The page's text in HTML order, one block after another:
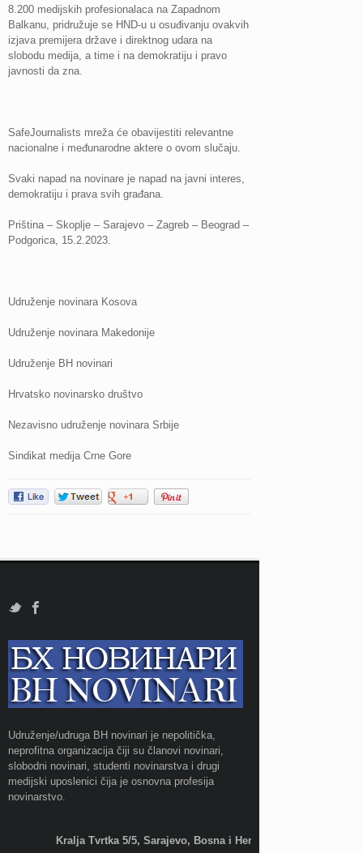
8.200 medijskih profesionalaca na Zapadnom
Balkanu, pridružuje se HND-u u osuđivanju ovakvih
izjava premijera države i direktnog udara na
slobodu medija, a time i na demokratiju i pravo
javnosti da zna.
SafeJournalists mreža će obavijestiti relevantne
nacionalne i međunarodne aktere o ovom slučaju.
Svaki napad na novinare je napad na javni interes,
demokratiju i prava svih građana.
Priština – Skoplje – Sarajevo – Zagreb – Beograd –
Podgorica, 15.2.2023.
Udruženje novinara Kosova
Udruženje novinara Makedonije
Udruženje BH novinari
Hrvatsko novinarsko društvo
Nezavisno udruženje novinara Srbije
Sindikat medija Crne Gore
Udruženje/udruga BH novinari je nepolitička,
neprofitna organizacija čiji su članovi novinari,
slobodni novinari, studenti novinarstva i drugi
medijski uposlenici čija je osnovna profesija
novinarstvo.
Kralja Tvrtka 5/5, Sarajevo, Bosna i Hercegovina;